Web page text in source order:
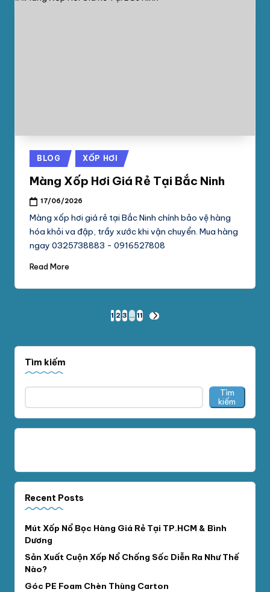
Posted
in
BLOG XỐP HƠI
Màng Xốp Hơi Giá Rẻ Tại Bắc Ninh
17/06/2026
Màng xốp hơi giá rẻ tại Bắc Ninh chính bảo vệ hàng
hóa khỏi va đập, trầy xước khi vận chuyển. Mua hàng
ngay 0325738883 - 0916527808
Read More
trang
bài
viết
1 2 3 … 11
NEXT
Tìm kiếm
Tìm
kiếm
Recent Posts
Mút Xốp Nổ Bọc Hàng Giá Rẻ Tại TP.HCM & Bình
Dương
Sản Xuất Cuộn Xốp Nổ Chống Sốc Diễn Ra Như Thế
Nào?
Góc PE Foam Chèn Thùng Carton